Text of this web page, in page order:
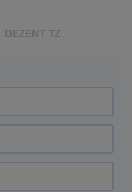
DEZENT TZ